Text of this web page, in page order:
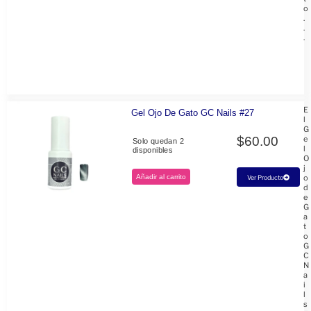
o
.
.
.
Gel Ojo De Gato GC Nails #27
Solo quedan 2
disponibles
$60.00
Añadir al carrito Ver Producto
E
l
G
e
l
O
j
o
d
e
G
a
t
o
G
C
N
a
i
l
s